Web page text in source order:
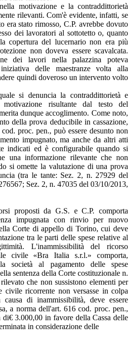
motivazione e la contraddittorietà
rilevanti. Com'è evidente, infatti, se
era stato rimosso, C.P. avrebbe dovuto
dei lavoratori al sottotetto o, quanto
copertura del lucernario non era più
non doveva essere scavalcata.
dei lavori nella palazzina poteva
delle maestranze volta alla
quindi doveroso un intervento volto
si denuncia la contraddittorietà e
risultante dal testo del
dunque accoglimento. Come noto,
della prova deducibile in cassazione,
proc. pen., può essere desunto non
impugnato, ma anche da altri atti
indicati ed è configurabile quando si
una informazione rilevante che non
si omette la valutazione di una prova
(tra le tante: Sez. 2, n. 27929 del
Sez. 2, n. 47035 del 03/10/2013,
proposti da G.S. e C.P. comporta
impugnata con rinvio per nuovo
Corte di appello di Torino, cui deve
tra le parti delle spese relative al
L'inammissibilità del ricorso
civile «Bra Italia s.r.l.» comporta,
società al pagamento delle spese
sentenza della Corte costituzionale n.
che non sussistono elementi per
civile ricorrente non versasse in colpa
causa di inammissibilità, deve essere
a norma dell'art. 616 cod. proc. pen.,
di€ 3.000,00 in favore della Cassa delle
in considerazione delle